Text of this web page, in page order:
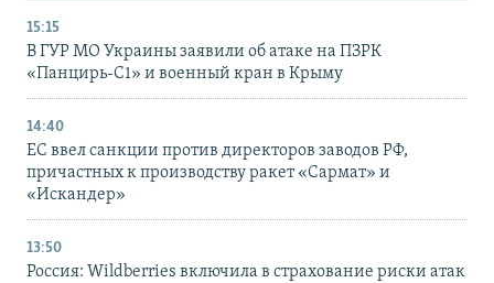
15:15
В ГУР МО Украины заявили об атаке на ПЗРК
«Панцирь-С1» и военный кран в Крыму
14:40
ЕС ввел санкции против директоров заводов РФ,
причастных к производству ракет «Сармат» и
«Искандер»
13:50
Россия: Wildberries включила в страхование риски атак